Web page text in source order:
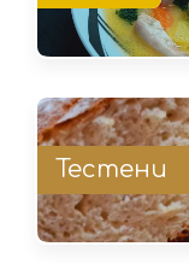
Тестени